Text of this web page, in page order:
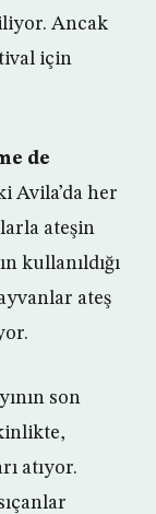
Ancak
için
de
Avila’da her
ateşin
kullanıldığı
ateş
son
atıyor.